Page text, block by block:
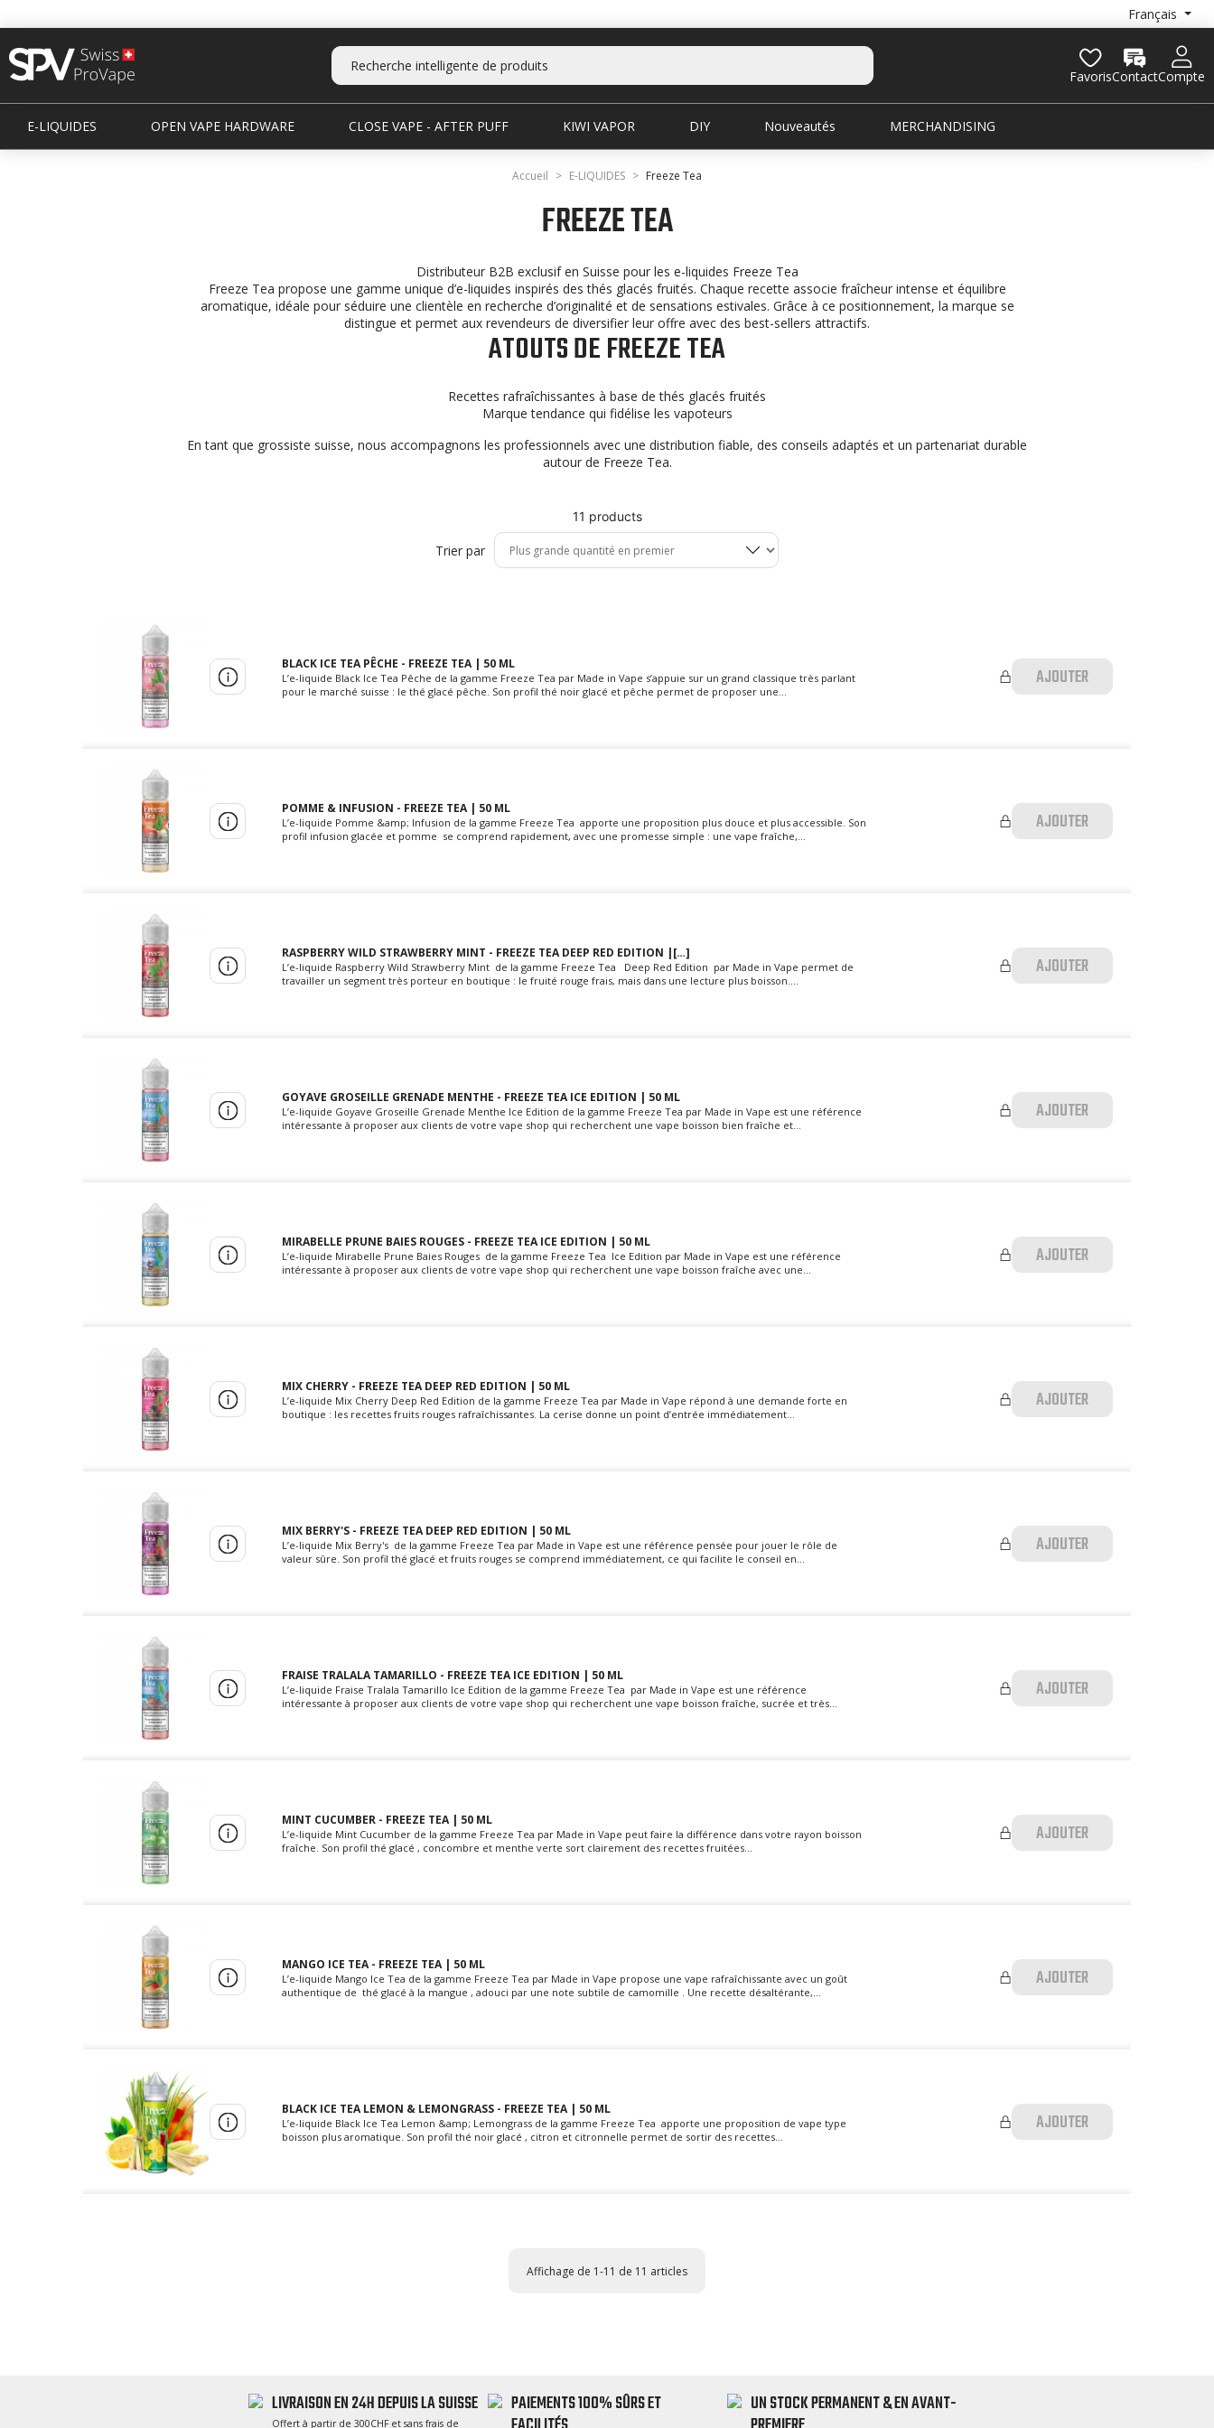
Français
ContactCompte
Favoris
E-LIQUIDES OPEN VAPE HARDWARE CLOSE VAPE - AFTER PUFF KIWI VAPOR DIY Nouveautés MERCHANDISING
Accueil E-LIQUIDES Freeze Tea
FREEZE TEA
Distributeur B2B exclusif en Suisse pour les e-liquides Freeze Tea
Freeze Tea propose une gamme unique d’e-liquides inspirés des thés glacés fruités. Chaque recette associe fraîcheur intense et équilibre
aromatique, idéale pour séduire une clientèle en recherche d’originalité et de sensations estivales. Grâce à ce positionnement, la marque se
distingue et permet aux revendeurs de diversifier leur offre avec des best-sellers attractifs.
ATOUTS DE FREEZE TEA
Recettes rafraîchissantes à base de thés glacés fruités
Marque tendance qui fidélise les vapoteurs
En tant que grossiste suisse, nous accompagnons les professionnels avec une distribution fiable, des conseils adaptés et un partenariat durable
autour de Freeze Tea.
11 products
Trier par
BLACK ICE TEA PÊCHE - FREEZE TEA | 50 ML
L’e-liquide Black Ice Tea Pêche de la gamme Freeze Tea par Made in Vape s’appuie sur un grand classique très parlant
pour le marché suisse : le thé glacé pêche. Son profil thé noir glacé et pêche permet de proposer une...
AJOUTER
POMME & INFUSION - FREEZE TEA | 50 ML
L’e-liquide Pomme &amp; Infusion de la gamme Freeze Tea apporte une proposition plus douce et plus accessible. Son
profil infusion glacée et pomme se comprend rapidement, avec une promesse simple : une vape fraîche,...
AJOUTER
RASPBERRY WILD STRAWBERRY MINT - FREEZE TEA DEEP RED EDITION |[…]
L’e-liquide Raspberry Wild Strawberry Mint de la gamme Freeze Tea Deep Red Edition par Made in Vape permet de
travailler un segment très porteur en boutique : le fruité rouge frais, mais dans une lecture plus boisson....
AJOUTER
GOYAVE GROSEILLE GRENADE MENTHE - FREEZE TEA ICE EDITION | 50 ML
L’e-liquide Goyave Groseille Grenade Menthe Ice Edition de la gamme Freeze Tea par Made in Vape est une référence
intéressante à proposer aux clients de votre vape shop qui recherchent une vape boisson bien fraîche et...
AJOUTER
MIRABELLE PRUNE BAIES ROUGES - FREEZE TEA ICE EDITION | 50 ML
L’e-liquide Mirabelle Prune Baies Rouges de la gamme Freeze Tea Ice Edition par Made in Vape est une référence
intéressante à proposer aux clients de votre vape shop qui recherchent une vape boisson fraîche avec une...
AJOUTER
MIX CHERRY - FREEZE TEA DEEP RED EDITION | 50 ML
L’e-liquide Mix Cherry Deep Red Edition de la gamme Freeze Tea par Made in Vape répond à une demande forte en
boutique : les recettes fruits rouges rafraîchissantes. La cerise donne un point d’entrée immédiatement...
AJOUTER
MIX BERRY'S - FREEZE TEA DEEP RED EDITION | 50 ML
L’e-liquide Mix Berry's de la gamme Freeze Tea par Made in Vape est une référence pensée pour jouer le rôle de
valeur sûre. Son profil thé glacé et fruits rouges se comprend immédiatement, ce qui facilite le conseil en...
AJOUTER
FRAISE TRALALA TAMARILLO - FREEZE TEA ICE EDITION | 50 ML
L’e-liquide Fraise Tralala Tamarillo Ice Edition de la gamme Freeze Tea par Made in Vape est une référence
intéressante à proposer aux clients de votre vape shop qui recherchent une vape boisson fraîche, sucrée et très...
AJOUTER
MINT CUCUMBER - FREEZE TEA | 50 ML
L’e-liquide Mint Cucumber de la gamme Freeze Tea par Made in Vape peut faire la différence dans votre rayon boisson
fraîche. Son profil thé glacé , concombre et menthe verte sort clairement des recettes fruitées...
AJOUTER
MANGO ICE TEA - FREEZE TEA | 50 ML
L’e-liquide Mango Ice Tea de la gamme Freeze Tea par Made in Vape propose une vape rafraîchissante avec un goût
authentique de thé glacé à la mangue , adouci par une note subtile de camomille . Une recette désaltérante,...
AJOUTER
BLACK ICE TEA LEMON & LEMONGRASS - FREEZE TEA | 50 ML
L’e-liquide Black Ice Tea Lemon &amp; Lemongrass de la gamme Freeze Tea apporte une proposition de vape type
boisson plus aromatique. Son profil thé noir glacé , citron et citronnelle permet de sortir des recettes...
AJOUTER
Affichage de 1-11 de 11 articles
LIVRAISON EN 24H DEPUIS LA SUISSE
Offert à partir de 300CHF et sans frais de
PAIEMENTS 100% SÛRS ET
UN STOCK PERMANENT & EN AVANT-